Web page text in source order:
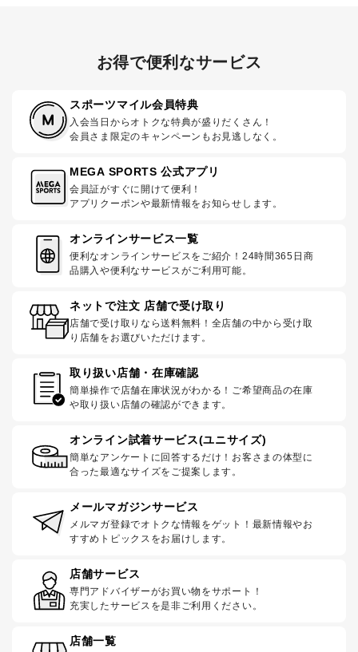
お得で便利なサービス
スポーツマイル会員特典
入会当日からオトクな特典が盛りだくさん！
会員さま限定のキャンペーンもお見逃しなく。
MEGA SPORTS 公式アプリ
会員証がすぐに開けて便利！
アプリクーポンや最新情報をお知らせします。
オンラインサービス一覧
便利なオンラインサービスをご紹介！24時間365日商
品購入や便利なサービスがご利用可能。
ネットで注文 店舗で受け取り
店舗で受け取りなら送料無料！全店舗の中から受け取
り店舗をお選びいただけます。
取り扱い店舗・在庫確認
簡単操作で店舗在庫状況がわかる！ご希望商品の在庫
や取り扱い店舗の確認ができます。
オンライン試着サービス(ユニサイズ)
簡単なアンケートに回答するだけ！お客さまの体型に
合った最適なサイズをご提案します。
メールマガジンサービス
メルマガ登録でオトクな情報をゲット！最新情報やお
すすめトピックスをお届けします。
店舗サービス
専門アドバイザーがお買い物をサポート！
充実したサービスを是非ご利用ください。
店舗一覧